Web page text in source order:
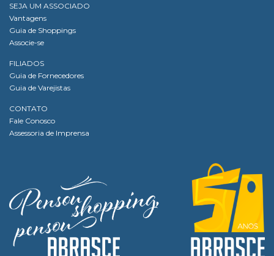
SEJA UM ASSOCIADO
Vantagens
Guia de Shoppings
Associe-se
FILIADOS
Guia de Fornecedores
Guia de Varejistas
CONTATO
Fale Conosco
Assessoria de Imprensa